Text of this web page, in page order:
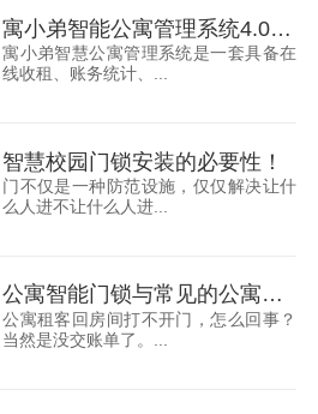
寓小弟智能公寓管理系统4.0版即将问世，公寓管理再升级！
寓小弟智慧公寓管理系统是一套具备在
线收租、账务统计、...
智慧校园门锁安装的必要性！
门不仅是一种防范设施，仅仅解决让什
么人进不让什么人进...
公寓智能门锁与常见的公寓房卡有什么区别？
公寓租客回房间打不开门，怎么回事？
当然是没交账单了。...